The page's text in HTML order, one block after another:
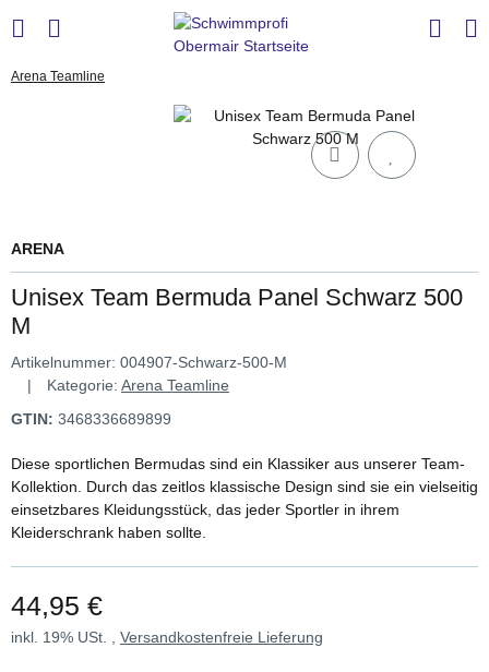
Arena Teamline
ARENA
Unisex Team Bermuda Panel Schwarz 500
M
Artikelnummer: 004907-Schwarz-500-M
Kategorie: Arena Teamline
GTIN: 3468336689899
Diese sportlichen Bermudas sind ein Klassiker aus unserer Team-
Kollektion. Durch das zeitlos klassische Design sind sie ein vielseitig
einsetzbares Kleidungsstück, das jeder Sportler in ihrem
Kleiderschrank haben sollte.
44,95 €
inkl. 19% USt. , Versandkostenfreie Lieferung